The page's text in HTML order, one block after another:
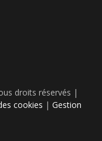
droits réservés |
cookies | Gestion